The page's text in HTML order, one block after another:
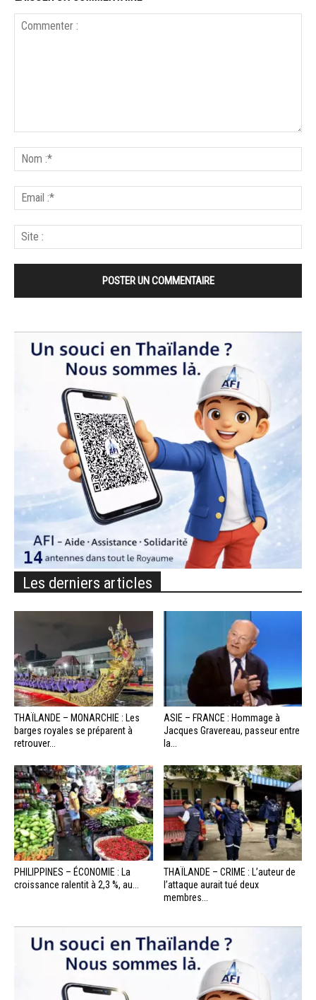
Les derniers articles
THAÏLANDE – MONARCHIE : Les
barges royales se préparent à
retrouver...
ASIE – FRANCE : Hommage à
Jacques Gravereau, passeur entre
la...
PHILIPPINES – ÉCONOMIE : La
croissance ralentit à 2,3 %, au...
THAÏLANDE – CRIME : L’auteur de
l’attaque aurait tué deux
membres...